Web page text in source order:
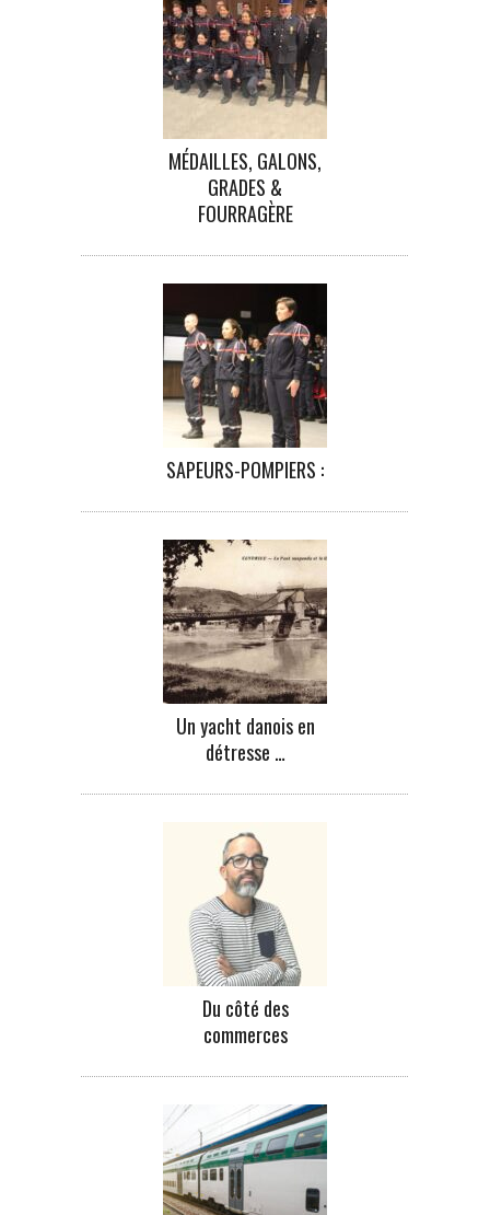
MÉDAILLES, GALONS,
GRADES &
FOURRAGÈRE
SAPEURS-POMPIERS :
Un yacht danois en
détresse …
Du côté des
commerces